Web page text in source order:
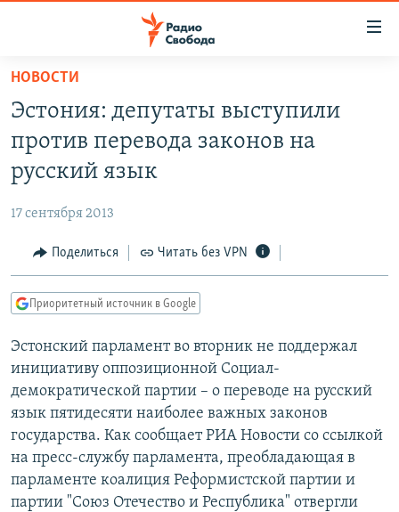
упрощенного
доступа
основному
Вернутся
Вернутся
поиску
АВТОРСКИЕ ПРОЕКТЫ
МНЕНИЯ
КУЛЬТУРА
КАВКАЗ.РЕАЛИИ
СЕВЕР.РЕАЛИИ
СИБИРЬ.РЕАЛИИ
РАСПИСАНИЕ ВЕЩАНИЯ
ПОДПИШИТЕСЬ НА РАССЫЛКУ
СОЦИАЛЬНЫЕ СЕТИ
НОВОСТИ
Эстония: депутаты выступили
против перевода законов на
русский язык
17 сентября 2013
Поделиться Читать без VPN
Приоритетный источник в Google
Эстонский парламент во вторник не поддержал
инициативу оппозиционной Социал-
демократической партии – о переводе на русский
язык пятидесяти наиболее важных законов
государства. Как сообщает РИА Новости со ссылкой
на пресс-службу парламента, преобладающая в
парламенте коалиция Реформистской партии и
партии "Союз Отечество и Республика" отвергли